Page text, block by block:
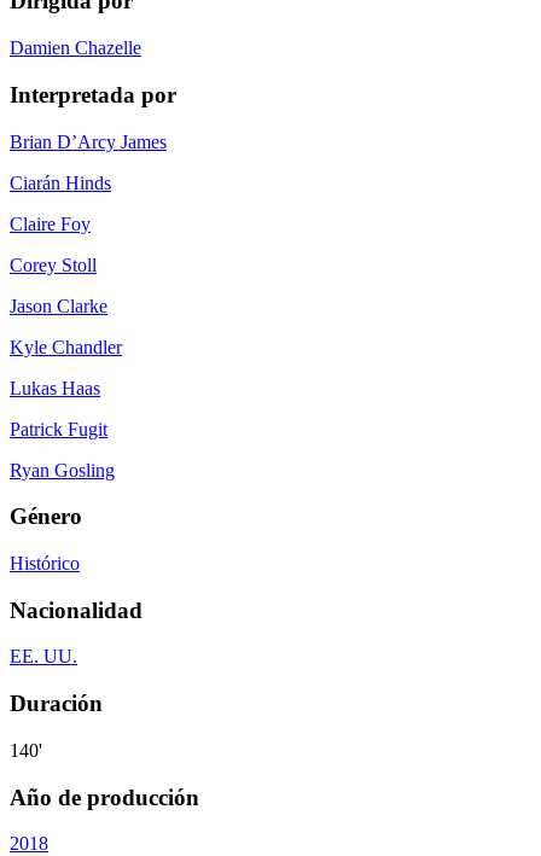
Damien Chazelle
Interpretada por
Brian D’Arcy James
Ciarán Hinds
Claire Foy
Corey Stoll
Jason Clarke
Kyle Chandler
Lukas Haas
Patrick Fugit
Ryan Gosling
Género
Histórico
Nacionalidad
EE. UU.
Duración
140'
Año de producción
2018